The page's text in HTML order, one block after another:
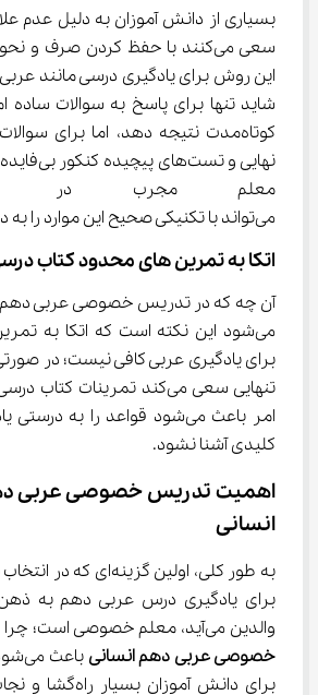
بسیاری از دانش‌ آموزان به
سعی می‌کنند با حفظ کردن صرف و
این روش برای یادگیری درسی مانند عربی
شاید تنها برای پاسخ به سوالات ساده
کوتاه‌مدت نتیجه دهد، اما برای
نهایی و
معلم مجرب در
می‌تواند با تکنیکی صحیح این موارد را به دانش آموز بیاموزد.
اتکا به تمرین های محدود کتاب
آن چه که در تدریس خصوصی عربی دهم
برای یادگیری عربی کافی نیست؛ در
تنهایی سعی می‌کند تمرینات
امر باعث می‌شود قواعد را به
کلیدی آشنا نشود.
اهمیت تدریس خصوصی عربی
انسانی
به طور کلی، اولین
برای یادگیری درس عربی دهم به
والدین می‌آید، معلم خصوصی است؛ چرا که
خصوصی عربی دهم انسانی